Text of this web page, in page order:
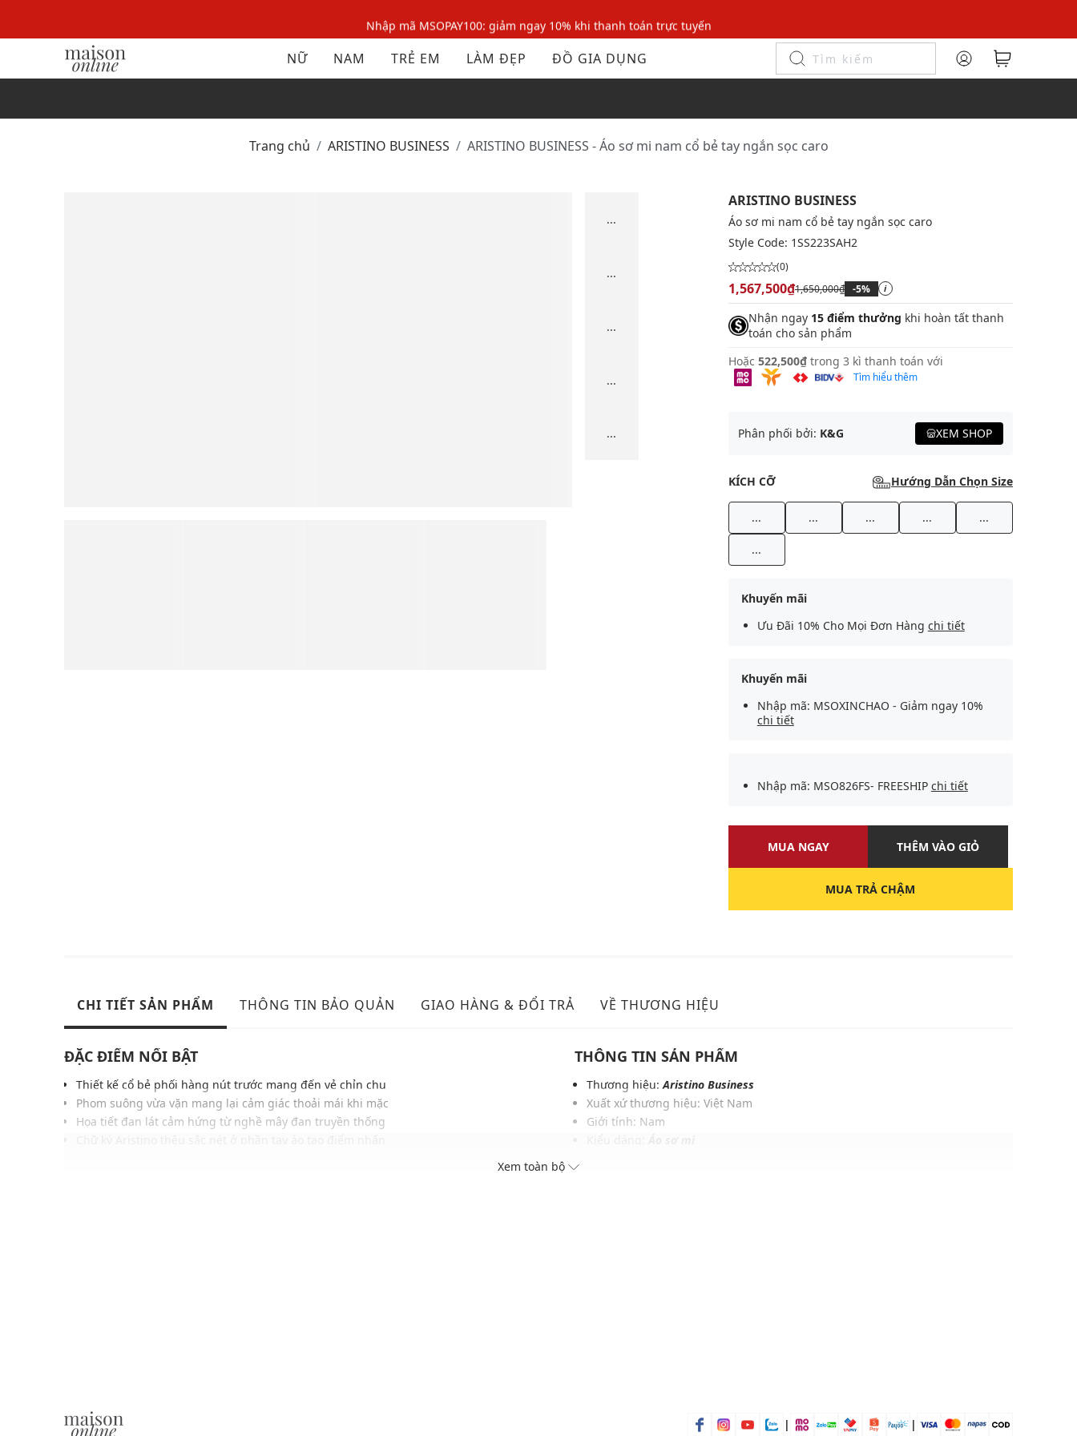
Nhập mã MSOPAY100: giảm ngay 10% khi thanh toán trực tuyến
Nhập mã: MSOXINCHAO - Giảm 10% đơn đầu cho thành viên mới!
Nhập mã MSOPAY100: giảm ngay 10% khi thanh toán trực tuyến
NỮ NAM TRẺ EM LÀM ĐẸP ĐỒ GIA DỤNG
Trang chủ ARISTINO BUSINESS ARISTINO BUSINESS - Áo sơ mi nam cổ bẻ tay ngắn sọc caro
...
...
...
...
...
ARISTINO BUSINESS
Áo sơ mi nam cổ bẻ tay ngắn sọc caro
Style Code: 1SS223SAH2
(0)
1,567,500₫1,650,000₫ -5% i
Nhận ngay 15 điểm thưởng khi hoàn tất thanh
toán cho sản phẩm
Hoặc 522,500₫ trong 3 kì thanh toán với
Tìm hiểu thêm
Phân phối bởi: K&G XEM SHOP
KÍCH CỠ Hướng Dẫn Chọn Size
... ... ... ... ...
...
Khuyến mãi
Ưu Đãi 10% Cho Mọi Đơn Hàng chi tiết
Khuyến mãi
Nhập mã: MSOXINCHAO - Giảm ngay 10%
chi tiết
Nhập mã: MSO826FS- FREESHIP chi tiết
MUA NGAY THÊM VÀO GIỎ
MUA TRẢ CHẬM
CHI TIẾT SẢN PHẨM THÔNG TIN BẢO QUẢN GIAO HÀNG & ĐỔI TRẢ VỀ THƯƠNG HIỆU
ĐẶC ĐIỂM NỔI BẬT
Thiết kế cổ bẻ phối hàng nút trước mang đến vẻ chỉn chu
Phom suông vừa vặn mang lại cảm giác thoải mái khi mặc
Họa tiết đan lát cảm hứng từ nghề mây đan truyền thống
THÔNG TIN SẢN PHẨM
Thương hiệu:Aristino Business
Xuất xứ thương hiệu: Việt Nam
Giới tính: Nam
Xem toàn bộ
| |